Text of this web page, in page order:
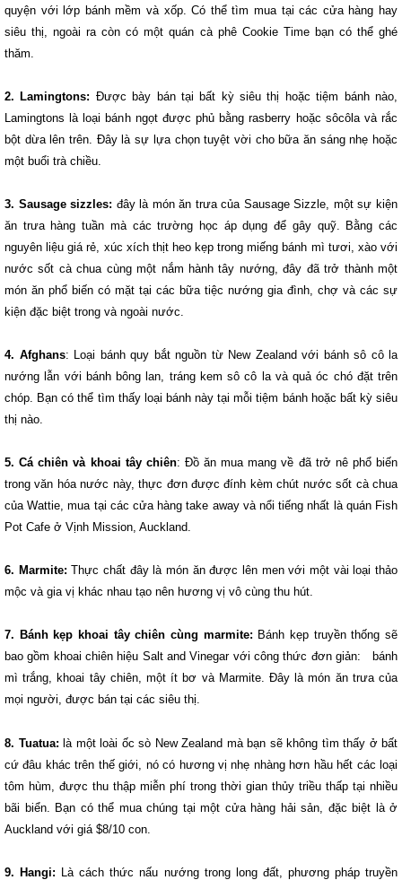
quyện với lớp bánh mềm và xốp. Có thể tìm mua tại các cửa hàng hay
siêu thị, ngoài ra còn có một quán cà phê Cookie Time bạn có thể ghé
thăm.
2. Lamingtons: Được bày bán tại bất kỳ siêu thị hoặc tiệm bánh nào,
Lamingtons là loại bánh ngọt được phủ bằng rasberry hoặc sôcôla và rắc
bột dừa lên trên. Đây là sự lựa chọn tuyệt vời cho bữa ăn sáng nhẹ hoặc
một buổi trà chiều.
3. Sausage sizzles: đây là món ăn trưa của Sausage Sizzle, một sự kiện
ăn trưa hàng tuần mà các trường học áp dụng để gây quỹ. Bằng các
nguyên liệu giá rẻ, xúc xích thịt heo kẹp trong miếng bánh mì tươi, xào với
nước sốt cà chua cùng một nắm hành tây nướng, đây đã trở thành một
món ăn phổ biến có mặt tại các bữa tiệc nướng gia đình, chợ và các sự
kiện đặc biệt trong và ngoài nước.
4. Afghans: Loại bánh quy bắt nguồn từ New Zealand với bánh sô cô la
nướng lẫn với bánh bông lan, tráng kem sô cô la và quả óc chó đặt trên
chóp. Bạn có thể tìm thấy loại bánh này tại mỗi tiệm bánh hoặc bất kỳ siêu
thị nào.
5. Cá chiên và khoai tây chiên: Đồ ăn mua mang về đã trở nê phổ biến
trong văn hóa nước này, thực đơn được đính kèm chút nước sốt cà chua
của Wattie, mua tại các cửa hàng take away và nổi tiếng nhất là quán Fish
Pot Cafe ở Vịnh Mission, Auckland.
6. Marmite: Thực chất đây là món ăn được lên ​​men với một vài loại thảo
mộc và gia vị khác nhau tạo nên hương vị vô cùng thu hút.
7. Bánh kẹp khoai tây chiên cùng marmite: Bánh kẹp truyền thống sẽ
bao gồm khoai chiên hiệu Salt and Vinegar với công thức đơn giản: bánh
mì trắng, khoai tây chiên, một ít bơ và Marmite. Đây là món ăn trưa của
mọi người, được bán tại các siêu thị.
8. Tuatua: là một loài ốc sò New Zealand mà bạn sẽ không tìm thấy ở bất
cứ đâu khác trên thế giới, nó có hương vị nhẹ nhàng hơn hầu hết các loại
tôm hùm, được thu thập miễn phí trong thời gian thủy triều thấp tại nhiều
bãi biển. Bạn có thể mua chúng tại một cửa hàng hải sản, đặc biệt là ở
Auckland với giá $8/10 con.
9. Hangi: Là cách thức nấu nướng trong long đất, phương pháp truyền